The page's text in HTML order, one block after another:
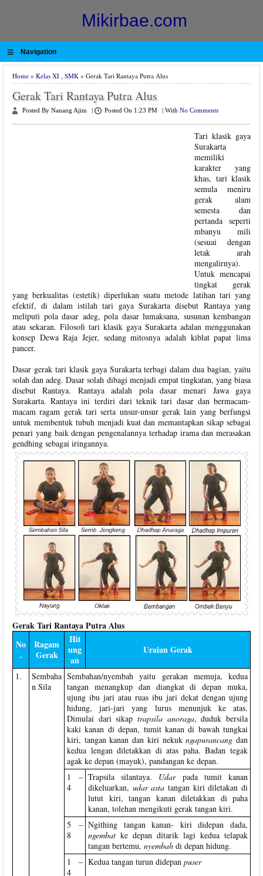
Mikirbae.com
≡ Navigation
Home » Kelas XI , SMK » Gerak Tari Rantaya Putra Alus
Gerak Tari Rantaya Putra Alus
Posted By Nanang Ajim Posted On 1:23 PM With No Comments
Tari klasik gaya
Surakarta
memiliki
karakter yang
khas, tari klasik
semula meniru
gerak alam
semesta dan
pertanda seperti
mbanyu mili
(sesuai dengan
letak arah
mengalirnya).
Untuk mencapai
tingkat gerak
yang berkualitas (estetik) diperlukan suatu metode latihan tari yang
efektif, di dalam istilah tari gaya Surakarta disebut Rantaya yang
meliputi pola dasar adeg, pola dasar lumaksana, susunan kembangan
atau sekaran. Filosofi tari klasik gaya Surakarta adalan menggunakan
konsep Dewa Raja Jejer, sedang mitosnya adalah kiblat papat lima
pancer.
Dasar gerak tari klasik gaya Surakarta terbagi dalam dua bagian, yaitu
solah dan adeg. Dasar solah dibagi menjadi empat tingkatan, yang biasa
disebut Rantaya. Rantaya adalah pola dasar menari Jawa gaya
Surakarta. Rantaya ini terdiri dari teknik tari dasar dan bermacam-
macam ragam gerak tari serta unsur-unsur gerak lain yang berfungsi
untuk membentuk tubuh menjadi kuat dan memantapkan sikap sebagai
penari yang baik dengan pengenalannya terhadap irama dan merasakan
gendhing sebagai iringannya.
Gerak Tari Rantaya Putra Alus
No
.
Ragam
Gerak
Hit
ung
an
Uraian Gerak
1.
Sembaha
n Sila
Sembahan/nyembah yaitu gerakan memuja, kedua
tangan menangkup dan diangkat di depan muka,
ujung ibu jari atau ruas ibu jari dekat dengan ujung
hidung, jari-jari yang lurus menunjuk ke atas.
Dimulai dari sikap trapsila anoraga, duduk bersila
kaki kanan di depan, tumit kanan di bawah tungkai
kiri, tangan kanan dan kiri nekukngapurancang dan
kedua lengan diletakkan di atas paha. Badan tegak
agak ke depan (mayuk), pandangan ke depan.
1 –
4
Trapsila silantaya. Udarpada tumit kanan
dikeluarkan, udar asta tangan kiri diletakan di
lutut kiri, tangan kanan diletakkan di paha
kanan, tolehan mengikuti gerak tangan kiri.
5 –
8
Ngithing tangan kanan- kiri didepan dada,
ngembat ke depan ditarik lagi kedua telapak
tangan bertemu, nyembah di depan hidung.
1 –
4
Kedua tangan turun didepan puser